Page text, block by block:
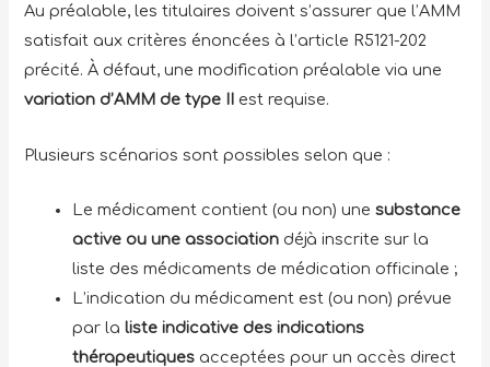
Au préalable, les titulaires doivent s’assurer que l’AMM
satisfait aux critères énoncées à l’article R5121-202
précité. À défaut, une modification préalable via une
variation d’AMM de type II est requise.
Plusieurs scénarios sont possibles selon que :
Le médicament contient (ou non) unesubstance
active ou une association déjà inscrite sur la
liste des médicaments de médication officinale ;
L’indication du médicament est (ou non) prévue
par laliste indicative des indications
thérapeutiques acceptées pour un accès direct